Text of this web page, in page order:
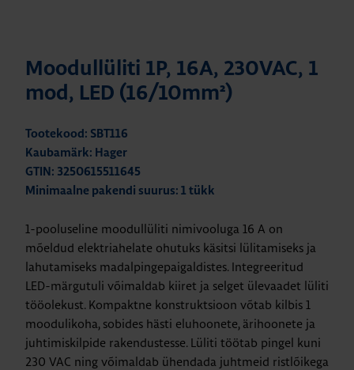
Moodullüliti 1P, 16A, 230VAC, 1
mod, LED (16/10mm²)
Tootekood: SBT116
Kaubamärk: Hager
GTIN: 3250615511645
Minimaalne pakendi suurus: 1 tükk
1-pooluseline moodullüliti nimivooluga 16 A on
mõeldud elektriahelate ohutuks käsitsi lülitamiseks ja
lahutamiseks madalpingepaigaldistes. Integreeritud
LED-märgutuli võimaldab kiiret ja selget ülevaadet lüliti
tööolekust. Kompaktne konstruktsioon võtab kilbis 1
moodulikoha, sobides hästi eluhoonete, ärihoonete ja
juhtimiskilpide rakendustesse. Lüliti töötab pingel kuni
230 VAC ning võimaldab ühendada juhtmeid ristlõikega